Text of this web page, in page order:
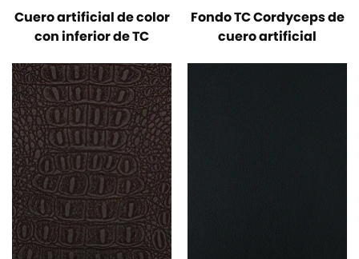
Cuero artificial de color
con inferior de TC
Fondo TC Cordyceps de
cuero artificial